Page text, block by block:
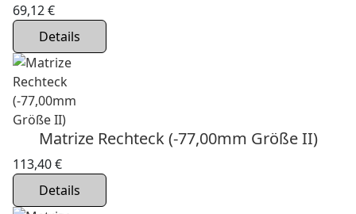
69,12 €
Details
Matrize Rechteck (-77,00mm Größe II)
113,40 €
Details